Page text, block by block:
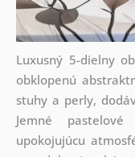
Luxusný 5-dielny
obklopenú
stuhy a perly,
Jemné
upokojujúcu